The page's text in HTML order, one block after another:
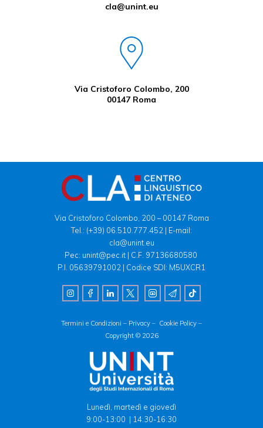
cla@unint.eu
Via Cristoforo Colombo, 200
00147 Roma
Via Cristoforo Colombo, 200 – 00147 Roma
Tel.: (+39) 06.510.777.452 | E-mail:
cla@unint.eu
Pec: unint@pec.it | C.F. 97136680580
P.I. 05639791002 | Codice SDI: M5UXCR1
Termini e Condizioni – Privacy – Cookie Policy –
Copyright © 2026
Lunedì, martedì e giovedì
9:00-13:00 | 14:30-16:30